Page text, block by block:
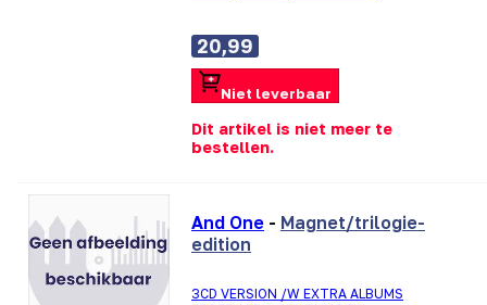
20,99
Niet leverbaar
Dit artikel is niet meer te
bestellen.
And One - Magnet/trilogie-
edition
3CD VERSION /W EXTRA ALBUMS